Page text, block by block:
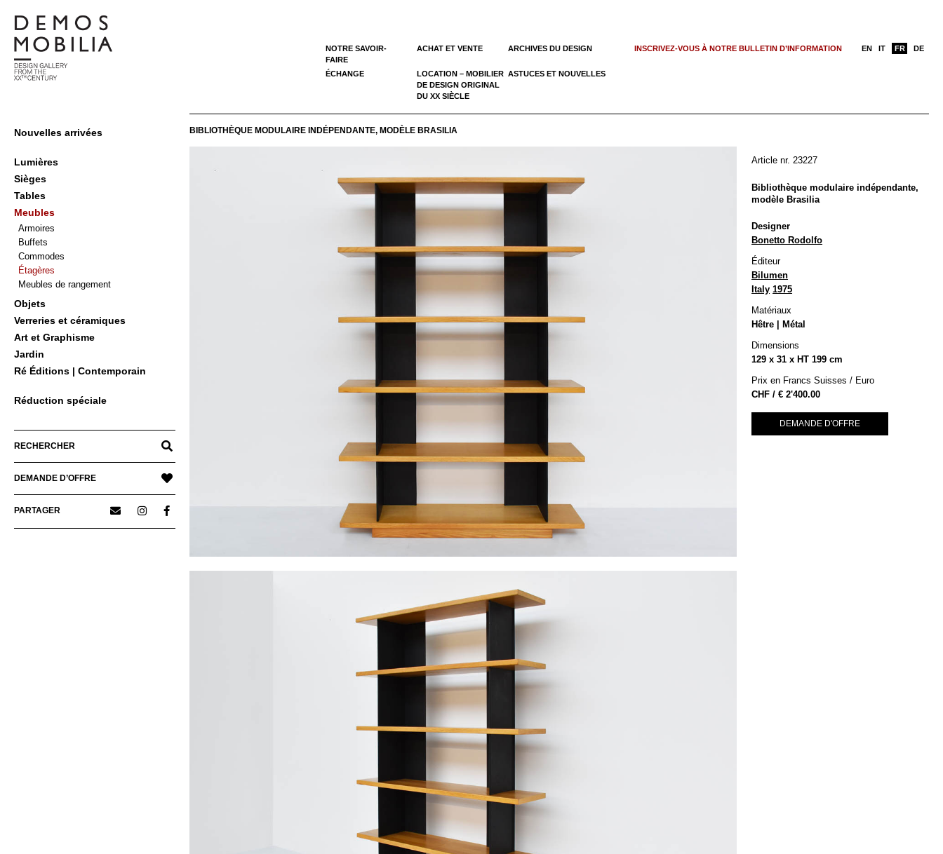
content
Primary
Menu
Nouvelles arrivées
Lumières
Sièges
Tables
Meubles
Armoires
Buffets
Commodes
Étagères
Meubles de rangement
Objets
Verreries et céramiques
Art et Graphisme
Jardin
Ré Éditions | Contemporain
Réduction spéciale
RECHERCHER
DEMANDE D’OFFRE
PARTAGER
NOTRE SAVOIR-
FAIRE
ACHAT ET VENTE ARCHIVES DU DESIGN INSCRIVEZ-VOUS À NOTRE BULLETIN D’INFORMATION
ÉCHANGE
LOCATION – MOBILIER
DE DESIGN ORIGINAL
DU XX SIÈCLE
ASTUCES ET NOUVELLES
EN IT FR DE
BIBLIOTHÈQUE MODULAIRE INDÉPENDANTE, MODÈLE BRASILIA
Article nr. 23227
Bibliothèque modulaire indépendante,
modèle Brasilia
Designer
Bonetto Rodolfo
Éditeur
Bilumen
Italy 1975
Matériaux
Hêtre | Métal
Dimensions
129 x 31 x HT 199 cm
Prix en Francs Suisses / Euro
€ 2'400.00
DEMANDE D'OFFRE